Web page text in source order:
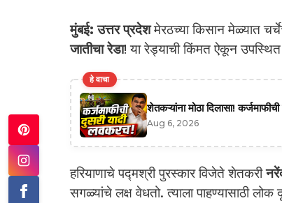
मुंबई: उत्तर प्रदेशमेरठच्या किसान मेळ्यात
जातीचा रेडा! या रेड्याची किंमत ऐकून
हे वाचा
शेतकऱ्यांना मोठा दिलासा!
Aug 6, 2026
हरियाणाचे पद्मश्री पुरस्कार विजेते शेतकरी
सगळ्यांचे लक्ष वेधतो. त्याला पाहण्यासाठी